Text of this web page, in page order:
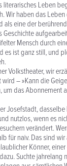
literarisches Leben
Wir haben das
als eine der
Geschichte
Mensch durch
es ist ganz still, und
Volkstheater, wir
– »Kann die
das Abonnement
Josefstadt,
nutzlos, wenn es
verändert.
für naiv. Das sind
Könner,
Suchte jahrelang